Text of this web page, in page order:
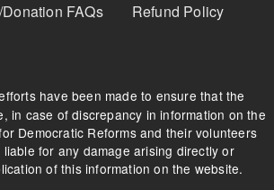
FAQs
Refund Policy
have been made to ensure that the
in case of discrepancy in information on the
Democratic Reforms and their volunteers
for any damage arising directly or
of this information on the website.